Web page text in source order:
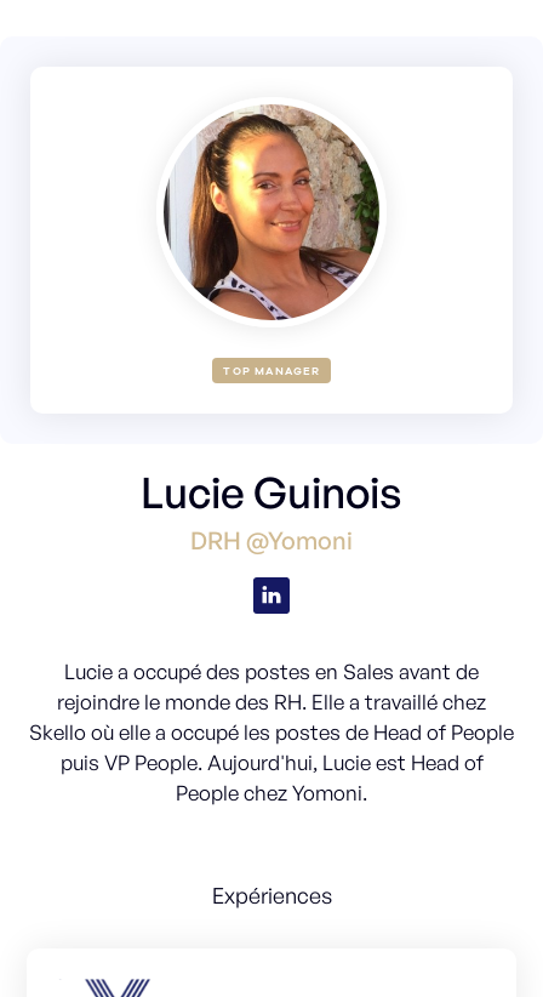
TOP MANAGER
Lucie Guinois
DRH @Yomoni
Lucie a occupé des postes en Sales avant de
rejoindre le monde des RH. Elle a travaillé chez
Skello où elle a occupé les postes de Head of People
puis VP People. Aujourd'hui, Lucie est Head of
People chez Yomoni.
Expériences